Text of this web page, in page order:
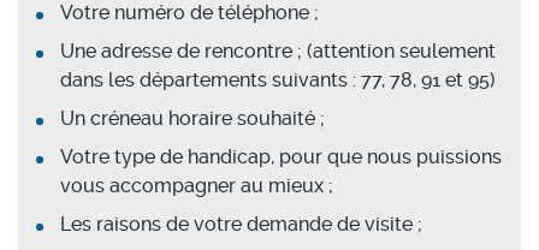
Votre numéro de téléphone ;
Une adresse de rencontre ; (attention seulement
dans les départements suivants : 77, 78, 91 et 95)
Un créneau horaire souhaité ;
Votre type de handicap, pour que nous puissions
vous accompagner au mieux ;
Les raisons de votre demande de visite ;